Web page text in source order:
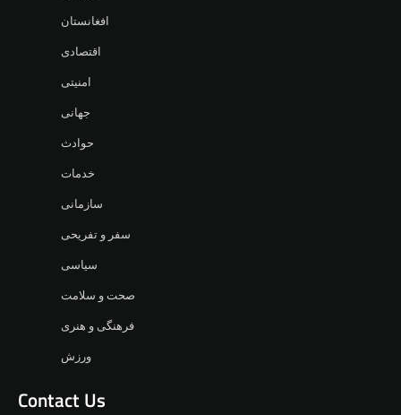
افغانستان
اقتصادی
امنیتی
جهانی
حوادث
خدمات
سازمانی
سفر و تفریحی
سیاسی
صحت و سلامت
فرهنگی و هنری
ورزش
Contact Us